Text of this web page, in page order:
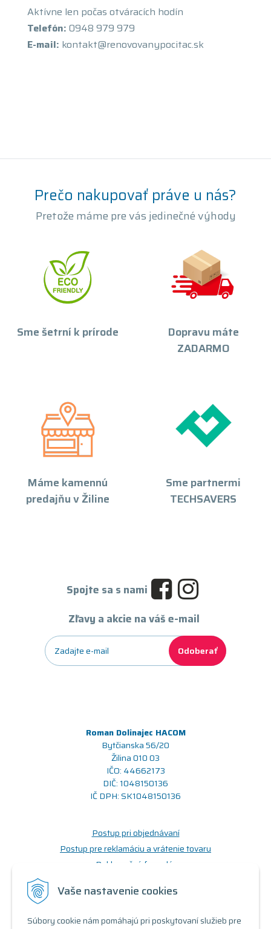
Vaše nastavenie cookies
Súbory cookie nám pomáhajú pri poskytovaní služieb pre
Aktívne len počas otváracích hodín
Telefón: 0948 979 979
E-mail: kontakt@renovovanypocitac.sk
Prečo nakupovať práve u nás?
Pretože máme pre vás jedinečné výhody
Sme šetrní k prírode
Dopravu máte
ZADARMO
Máme kamennú
predajňu v Žiline
Sme partnermi
TECHSAVERS
Spojte sa s nami
Zľavy a akcie na váš e-mail
Odoberať
Roman Dolinajec HACOM
Bytčianska 56/20
Žilina 010 03
IČO: 44662173
DIČ: 1048150136
IČ DPH: SK1048150136
Postup pri objednávaní
Postup pre reklamáciu a vrátenie tovaru
Reklamačný formulár